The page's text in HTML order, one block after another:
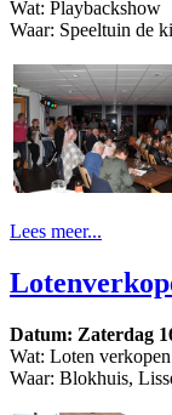
Wat: Playbackshow
Waar: Speeltuin de
Lees meer...
Datum: Zaterdag
Wat: Loten
Waar: Blokhuis,